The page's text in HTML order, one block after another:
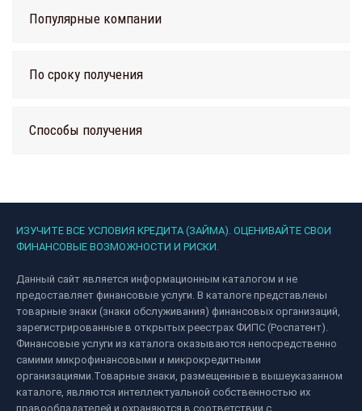
Популярные компании
По сроку получения
Способы получения
ИЗУЧИТЕ ВСЕ УСЛОВИЯ КРЕДИТА (ЗАЙМА). ОЦЕНИВАЙТЕ СВОИ
ФИНАНСОВЫЕ ВОЗМОЖНОСТИ И РИСКИ.
Данный сайт является информационным каталогом и не
предоставляет финансовые услуги. В каталоге представлены
товарные знаки (знаки обслуживания) финансовых организаций,
зарегистрированные в открытых реестрах ФИПС (Роспатент).
Финансовые услуги из каталога оказываются непосредственно
самими микрофинансовыми и микрокредитными
организациями.Товарные знаки, размещенные в вышеуказанном
каталоге, являются интеллектуальной собственностью их
правообладателей и охраняются в соответствии с